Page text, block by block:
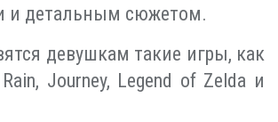
и детальным сюжетом.
девушкам такие игры, как
Journey, Legend of Zelda и